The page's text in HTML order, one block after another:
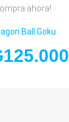
ahora!
Ball Goku
125.000